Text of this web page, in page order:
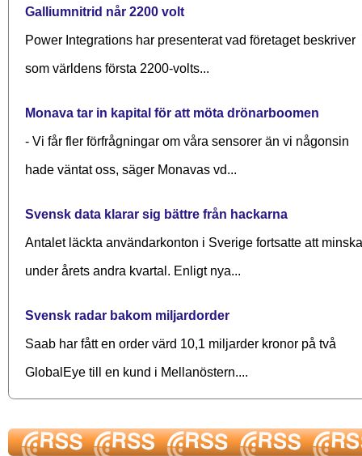
Galliumnitrid når 2200 volt
Power Integrations har presenterat vad företaget beskriver
som världens första 2200-volts...
Monava tar in kapital för att möta drönarboomen
- Vi får fler förfrågningar om våra sensorer än vi någonsin
hade väntat oss, säger Monavas vd...
Svensk data klarar sig bättre från hackarna
Antalet läckta användarkonton i Sverige fortsatte att minska
under årets andra kvartal. Enligt nya...
Svensk radar bakom miljardorder
Saab har fått en order värd 10,1 miljarder kronor på två
GlobalEye till en kund i Mellanöstern....